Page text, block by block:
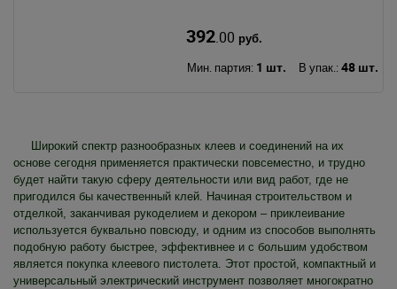
392.00 руб.
Мин. партия: 1 шт. В упак.: 48 шт.
Широкий спектр разнообразных клеев и соединений на их
основе сегодня применяется практически повсеместно, и трудно
будет найти такую сферу деятельности или вид работ, где не
пригодился бы качественный клей. Начиная строительством и
отделкой, заканчивая рукоделием и декором – приклеивание
используется буквально повсюду, и одним из способов выполнять
подобную работу быстрее, эффективнее и с большим удобством
является покупка клеевого пистолета. Этот простой, компактный и
универсальный электрический инструмент позволяет многократно